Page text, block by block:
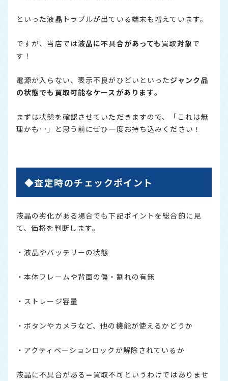
といった液晶トラブルが出ている端末も増えています。
ですが、当店では液晶に不具合があっても 買取対象で
す！
電源が入らない、表示不良がひどいといったジャンク品
の状態でも買取可能なケースがあります。
まずは状態を確認させていただきますので、「これは無
理かも…」と思う前にぜひ一度お持ち込みください！
◆査定時のチェックポイント
液晶の劣化がある場合でも下記ポイントを総合的に見
て、価格を判断します。
・液晶やバッテリーの状態
・本体フレームや背面の傷・割れの有無
・ストレージ容量
・ボタンやカメラなど、他の機能が使えるかどうか
・アクティベーションロックが解除されているか
液晶に不具合がある＝買取不可というわけではありませ